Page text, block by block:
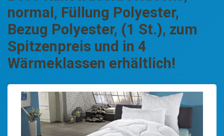
normal, Füllung Polyester,
Bezug Polyester, (1 St.), zum
Spitzenpreis und in 4
Wärmeklassen erhältlich!